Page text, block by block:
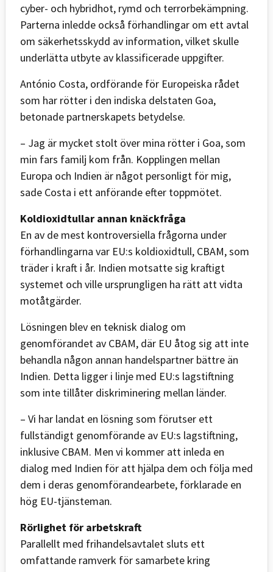
cyber- och hybridhot, rymd och terrorbekämpning.
Parterna inledde också förhandlingar om ett avtal
om säkerhetsskydd av information, vilket skulle
underlätta utbyte av klassificerade uppgifter.
António Costa, ordförande för Europeiska rådet
som har rötter i den indiska delstaten Goa,
betonade partnerskapets betydelse.
– Jag är mycket stolt över mina rötter i Goa, som
min fars familj kom från. Kopplingen mellan
Europa och Indien är något personligt för mig,
sade Costa i ett anförande efter toppmötet.
Koldioxidtullar annan knäckfråga
En av de mest kontroversiella frågorna under
förhandlingarna var EU:s koldioxidtull, CBAM, som
träder i kraft i år. Indien motsatte sig kraftigt
systemet och ville ursprungligen ha rätt att vidta
motåtgärder.
Lösningen blev en teknisk dialog om
genomförandet av CBAM, där EU åtog sig att inte
behandla någon annan handelspartner bättre än
Indien. Detta ligger i linje med EU:s lagstiftning
som inte tillåter diskriminering mellan länder.
– Vi har landat en lösning som förutser ett
fullständigt genomförande av EU:s lagstiftning,
inklusive CBAM. Men vi kommer att inleda en
dialog med Indien för att hjälpa dem och följa med
dem i deras genomförandearbete, förklarade en
hög EU-tjänsteman.
Rörlighet för arbetskraft
Parallellt med frihandelsavtalet sluts ett
omfattande ramverk för samarbete kring